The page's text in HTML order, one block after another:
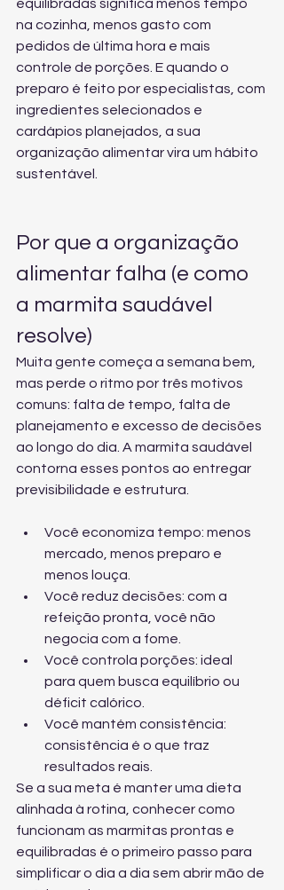
equilibradas significa menos tempo
na cozinha, menos gasto com
pedidos de última hora e mais
controle de porções. E quando o
preparo é feito por especialistas, com
ingredientes selecionados e
cardápios planejados, a sua
organização alimentar vira um hábito
sustentável.
Por que a organização
alimentar falha (e como
a marmita saudável
resolve)
Muita gente começa a semana bem,
mas perde o ritmo por três motivos
comuns: falta de tempo, falta de
planejamento e excesso de decisões
ao longo do dia. A marmita saudável
contorna esses pontos ao entregar
previsibilidade e estrutura.
Você economiza tempo: menos
mercado, menos preparo e
menos louça.
Você reduz decisões: com a
refeição pronta, você não
negocia com a fome.
Você controla porções: ideal
para quem busca equilíbrio ou
déficit calórico.
Você mantém consistência:
consistência é o que traz
resultados reais.
Se a sua meta é manter uma dieta
alinhada à rotina, conhecer como
funcionam as marmitas prontas e
equilibradas é o primeiro passo para
simplificar o dia a dia sem abrir mão de